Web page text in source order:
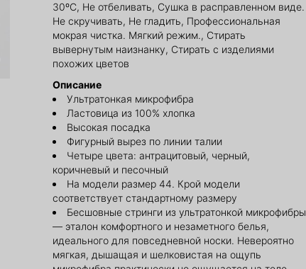
30ºС, Не отбеливать, Сушка в расправленном виде.
Не скручивать, Не гладить, Профессиональная
мокрая чистка. Мягкий режим., Стирать
вывернутым наизнанку, Стирать с изделиями
похожих цветов
Описание
Ультратонкая микрофибра
Ластовица из 100% хлопка
Высокая посадка
Фигурный вырез по линии талии
Четыре цвета: антрацитовый, черный,
коричневый и песочный
На модели размер 44. Крой модели
соответствует стандартному размеру
Бесшовные стринги из ультратонкой микрофибры
— эталон комфортного и незаметного белья,
идеального для повседневной носки. Невероятно
мягкая, дышащая и шелковистая на ощупь